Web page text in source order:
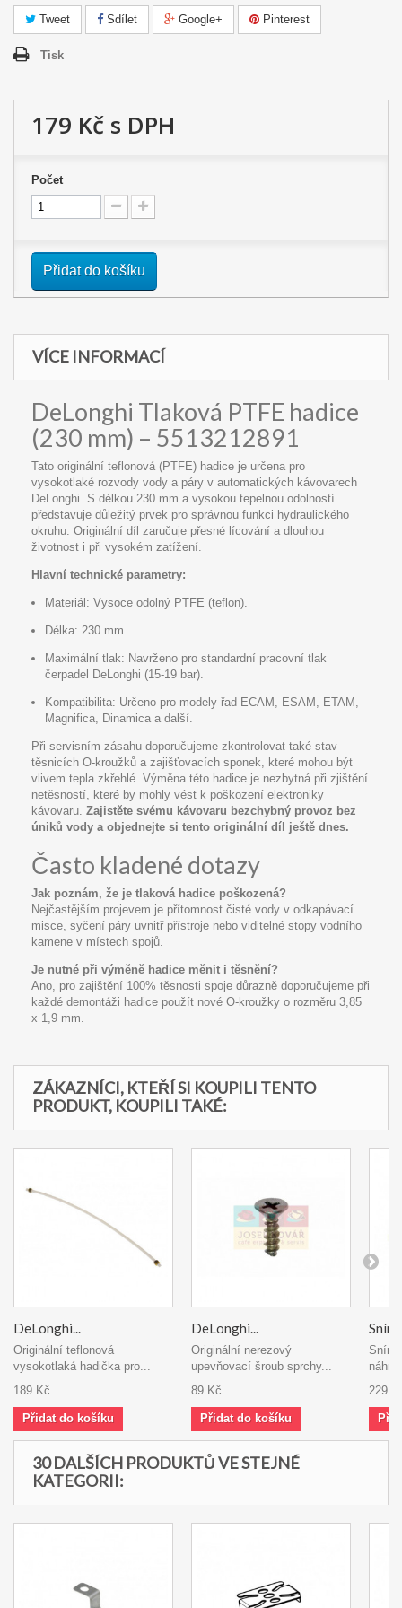
Tweet Sdílet Google+ Pinterest
Tisk
179 Kč s DPH
Počet
Přidat do košíku
VÍCE INFORMACÍ
DeLonghi Tlaková PTFE hadice
(230 mm) – 5513212891
Tato originální teflonová (PTFE) hadice je určena pro
vysokotlaké rozvody vody a páry v automatických kávovarech
DeLonghi. S délkou 230 mm a vysokou tepelnou odolností
představuje důležitý prvek pro správnou funkci hydraulického
okruhu. Originální díl zaručuje přesné lícování a dlouhou
životnost i při vysokém zatížení.
Hlavní technické parametry:
Materiál: Vysoce odolný PTFE (teflon).
Délka: 230 mm.
Maximální tlak: Navrženo pro standardní pracovní tlak
čerpadel DeLonghi (15-19 bar).
Kompatibilita: Určeno pro modely řad ECAM, ESAM, ETAM,
Magnifica, Dinamica a další.
Při servisním zásahu doporučujeme zkontrolovat také stav
těsnicích O-kroužků a zajišťovacích sponek, které mohou být
vlivem tepla zkřehlé. Výměna této hadice je nezbytná při zjištění
netěsností, které by mohly vést k poškození elektroniky
kávovaru. Zajistěte svému kávovaru bezchybný provoz bez
úniků vody a objednejte si tento originální díl ještě dnes.
Často kladené dotazy
Jak poznám, že je tlaková hadice poškozená?
Nejčastějším projevem je přítomnost čisté vody v odkapávací
misce, syčení páry uvnitř přístroje nebo viditelné stopy vodního
kamene v místech spojů.
Je nutné při výměně hadice měnit i těsnění?
Ano, pro zajištění 100% těsnosti spoje důrazně doporučujeme při
každé demontáži hadice použít nové O-kroužky o rozměru 3,85
x 1,9 mm.
ZÁKAZNÍCI, KTEŘÍ SI KOUPILI TENTO
PRODUKT, KOUPILI TAKÉ:
DeLonghi...
Originální teflonová
vysokotlaká hadička pro...
189 Kč
Přidat do košíku
DeLonghi...
Originální nerezový
upevňovací šroub sprchy...
89 Kč
Přidat do košíku
229
30 DALŠÍCH PRODUKTŮ VE STEJNÉ
KATEGORII: